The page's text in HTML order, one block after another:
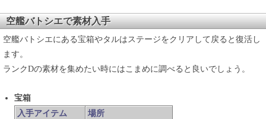
空艦バトシエで素材入手
空艦バトシエにある宝箱やタルはステージをクリアして戻ると復活し
ます。
ランクDの素材を集めたい時にはこまめに調べると良いでしょう。
宝箱
入手アイテム
場所